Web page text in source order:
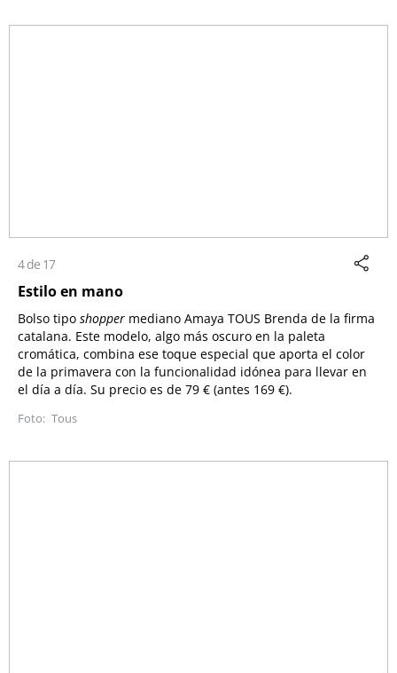
4 de 17
Estilo en mano
Bolso tipo shopper mediano Amaya TOUS Brenda de la firma
catalana. Este modelo, algo más oscuro en la paleta
cromática, combina ese toque especial que aporta el color
de la primavera con la funcionalidad idónea para llevar en
el día a día. Su precio es de 79 € (antes 169 €).
Tous